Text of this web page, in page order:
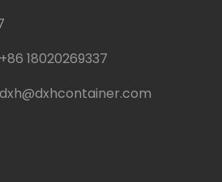
+86 18020269337
dxh@dxhcontainer.com